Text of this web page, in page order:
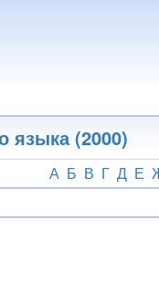
языка (2000)
А Б В Г Д Е